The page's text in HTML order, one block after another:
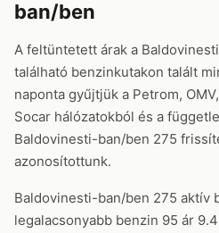
ban/ben
A feltüntetett árak a
található benzinkutakon talált
naponta gyűjtjük a Petrom,
Socar hálózatokból és a
Baldovinesti-ban/ben 275
azonosítottunk.
Baldovinesti-ban/ben 275 aktív
legalacsonyabb benzin 95 ár